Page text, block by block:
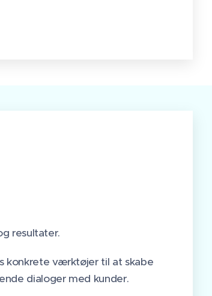
resultater.
konkrete værktøjer til at skabe
dialoger med kunder.